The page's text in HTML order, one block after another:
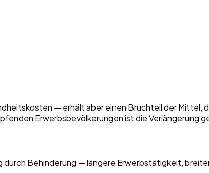
— erhält aber einen Bruchteil der Mittel,
Erwerbsbevölkerungen ist die Verlängerung
Behinderung — längere Erwerbstätigkeit,